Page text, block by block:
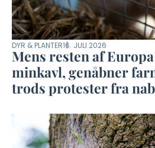
DYR & PLANTER16. JULI 2026
Mens resten af
minkavl, genåbner
trods protester fra